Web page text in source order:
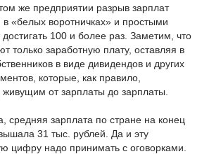
же предприятии разрыв зарплат
«белых воротничках» и простыми
100 и более раз. Заметим, что
только заработную плату, оставляя в
в виде дивидендов и других
которые, как правило,
от зарплаты до зарплаты.
средняя зарплата по стране на конец
31 тыс. рублей. Да и эту
цифру надо принимать с оговорками.